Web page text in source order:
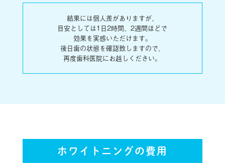
結果には個人差がありますが、
目安としては1日2時間、2週間ほどで
効果を実感いただけます。
後日歯の状態を確認致しますので、
再度歯科医院にお越しください。
ホワイトニングの費用